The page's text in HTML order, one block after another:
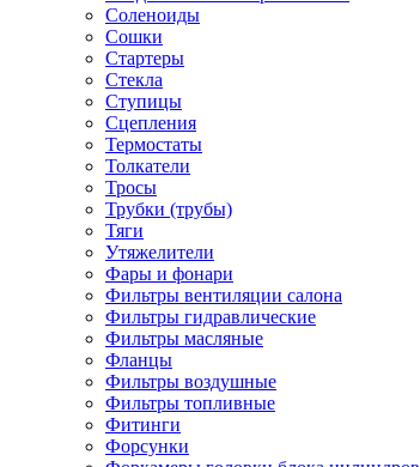
Соленоиды
Сошки
Стартеры
Стекла
Ступицы
Сцепления
Термостаты
Толкатели
Тросы
Трубки (трубы)
Тяги
Утяжелители
Фары и фонари
Фильтры вентиляции салона
Фильтры гидравлические
Фильтры масляные
Фланцы
Фильтры воздушные
Фильтры топливные
Фитинги
Форсунки